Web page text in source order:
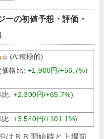
ーの初値予想・評価・
(A:積極的)
格比: +1,900円/+56.7%)
比:+2,300円/+65.7%)
比:+3,540円/+101.1%)
はＢＢ開始時と上場前